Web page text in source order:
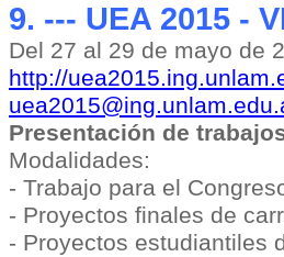
9. --- UEA 2015 -
Del 27 al 29 de mayo de
http://
Presentación de
Modalidades:
- Trabajo para el
- Proyectos finales de
- Proyectos estudiantiles